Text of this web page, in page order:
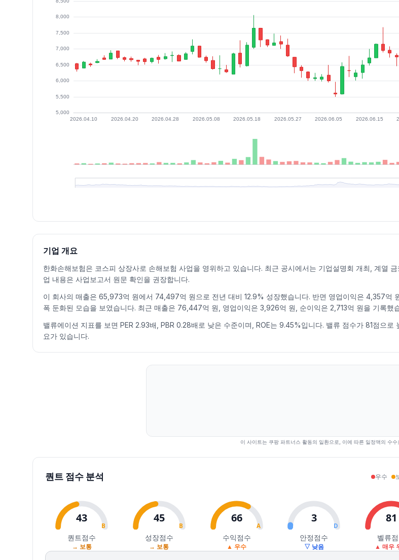
2026.07.03
58605920567058800.51 285860
2026.07.06
59306060572059200.68 295175
2026.07.07
5900
2026.07.09
5660580056005600 -2.95338191
2026.07.10
5610 6280 5610 6150 9.82 697974
2026.07.13
6180627058705910 -3.90309313
2026.07.14
5910 59205630 5750-2.71 357736
2026.07.15
58006050580059002.61 237386
2026.07.16
58806200
2026.07.20
6070608055405630-7.55 403948
-1.42301241
2026.07.30
50505750505056507.21
771433
2026.07.31
5750 5780
2026.08.03
5600 5880
2026.08.05
5810 6020 59002.43 290715
2026.08.06
58506030 5850 5930 0.51 53194
기업 개요
한화손해보험은 코스피 상장사로 손해보험 사업을 영위하고 있습니다. 최근 공시에서는 기업설명회 개최, 계열
업 내용은 사업보고서 원문 확인을 권장합니다.
이 회사의 매출은 65,973억 원에서 74,497억 원으로 전년 대비 12.9% 성장했습니다. 반면 영업이익은 4,357억
폭 둔화된 모습을 보였습니다. 최근 매출은 76,447억 원, 영업이익은 3,926억 원, 순이익은 2,713억 원을 기록했
밸류에이션 지표를 보면 PER 2.93배, PBR 0.28배로 낮은 수준이며, ROE는 9.45%입니다. 밸류 점수가 81점으
요가 있습니다.
이 사이트는 쿠팡 파트너스 활동의 일환으로, 이에 따른 일정액의 수수
퀀트 점수 분석 우수
43
B
퀀트점수
→ 보통
45
B
성장점수
→ 보통
66
A
수익점수
▲ 우수
3
D
안정점수
▽ 낮음
81
벨류
▲ 매우